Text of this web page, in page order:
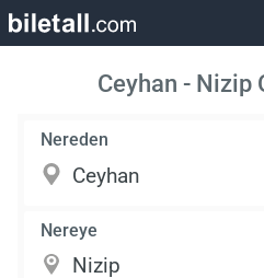
Ceyhan - Nizip
Nereden
Nereye